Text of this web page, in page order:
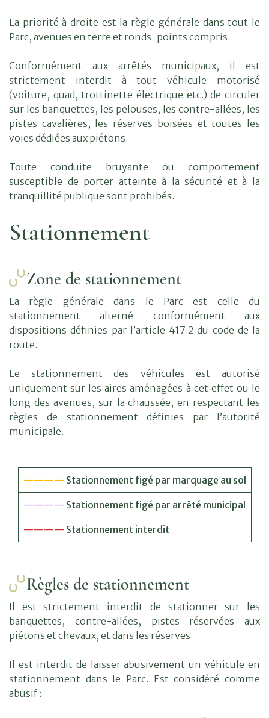
La priorité à droite est la règle générale dans tout le
Parc, avenues en terre et ronds-points compris.
Conformément aux arrêtés municipaux, il est
strictement interdit à tout véhicule motorisé
(voiture, quad, trottinette électrique etc.) de circuler
sur les banquettes, les pelouses, les contre-allées, les
pistes cavalières, les réserves boisées et toutes les
voies dédiées aux piétons.
Toute conduite bruyante ou comportement
susceptible de porter atteinte à la sécurité et à la
tranquillité publique sont prohibés.
Stationnement
Zone de stationnement
La règle générale dans le Parc est celle du
stationnement alterné conformément aux
dispositions définies par l’article 417.2 du code de la
route.
Le stationnement des véhicules est autorisé
uniquement sur les aires aménagées à cet effet ou le
long des avenues, sur la chaussée, en respectant les
règles de stationnement définies par l’autorité
municipale.
———— Stationnement figé par marquage au sol
———— Stationnement figé par arrêté municipal
———— Stationnement interdit
Règles de stationnement
Il est strictement interdit de stationner sur les
banquettes, contre-allées, pistes réservées aux
piétons et chevaux, et dans les réserves.
Il est interdit de laisser abusivement un véhicule en
stationnement dans le Parc. Est considéré comme
abusif :